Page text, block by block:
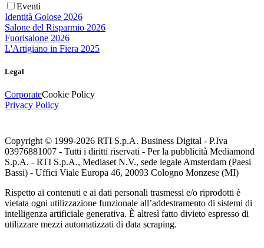
Eventi
Identità Golose 2026
Salone del Risparmio 2026
Fuorisalone 2026
L'Artigiano in Fiera 2025
Legal
CorporateCookie Policy
Privacy Policy
Copyright © 1999-2026 RTI S.p.A. Business Digital - P.Iva
03976881007 - Tutti i diritti riservati - Per la pubblicità Mediamond
S.p.A. - RTI S.p.A., Mediaset N.V., sede legale Amsterdam (Paesi
Bassi) - Uffici Viale Europa 46, 20093 Cologno Monzese (MI)
Rispetto ai contenuti e ai dati personali trasmessi e/o riprodotti è
vietata ogni utilizzazione funzionale all’addestramento di sistemi di
intelligenza artificiale generativa. È altresì fatto divieto espresso di
utilizzare mezzi automatizzati di data scraping.